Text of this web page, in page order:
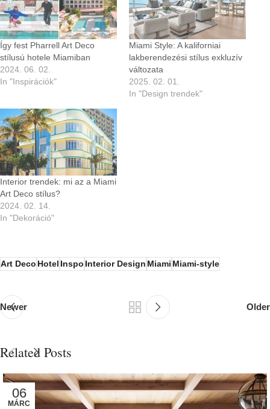
Így fest Pharrell Art Deco
stílusú hotele Miamiban
2024. 06. 02.
In "Inspirációk"
Miami Style: A kaliforniai
lakberendezési stílus exkluzív
változata
2025. 02. 01.
In "Design trendek"
Interior trendek: mi az a Miami
Art Deco stílus?
2024. 02. 14.
In "Dekoráció"
Art Deco Hotel Inspo Interior Design Miami Miami-style
Newer Older
Related Posts
06
MÁRC